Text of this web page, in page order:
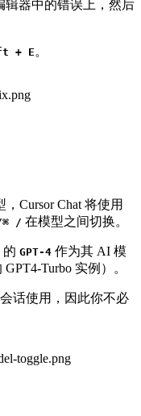
辑器中的错误上，然后
+ E。
Cursor Chat 将使用
⌘ / 在模型之间切换。
的 GPT-4 作为其 AI 模
Turbo 实例）。
话使用，因此你不必